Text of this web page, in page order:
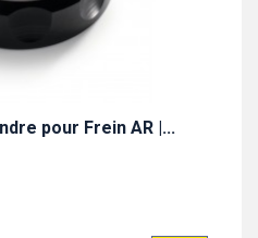
pour Frein AR |...